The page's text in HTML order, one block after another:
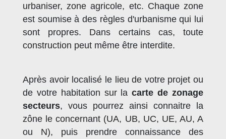
urbaniser, zone agricole, etc. Chaque zone
est soumise à des règles d'urbanisme qui lui
sont propres. Dans certains cas, toute
construction peut même être interdite.
Après avoir localisé le lieu de votre projet ou
de votre habitation sur lacarte de zonage
secteurs, vous pourrez ainsi connaitre la
zône le concernant (UA, UB, UC, UE, AU, A
ou N), puis prendre connaissance des